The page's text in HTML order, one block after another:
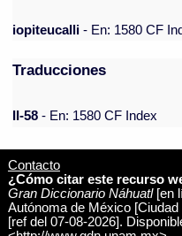
iopiteucalli - En: 1580 CF
Traducciones
II-58 - En: 1580 CF Index
Contacto
¿Cómo citar este recurso
Gran Diccionario Náhuatl[en
Autónoma de México
[ref del 07-08-2026].